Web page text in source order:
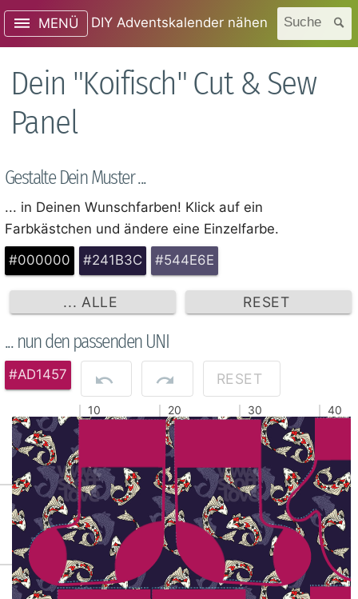
MENÜ DIY Adventskalender nähen Suche
Dein "Koifisch" Cut & Sew
Panel
Gestalte Dein Muster ...
... in Deinen Wunschfarben! Klick auf ein
Farbkästchen und ändere eine Einzelfarbe.
#000000
#241B3C #544E6E
... ALLE RESET
... nun den passenden UNI
#AD1457 RESET